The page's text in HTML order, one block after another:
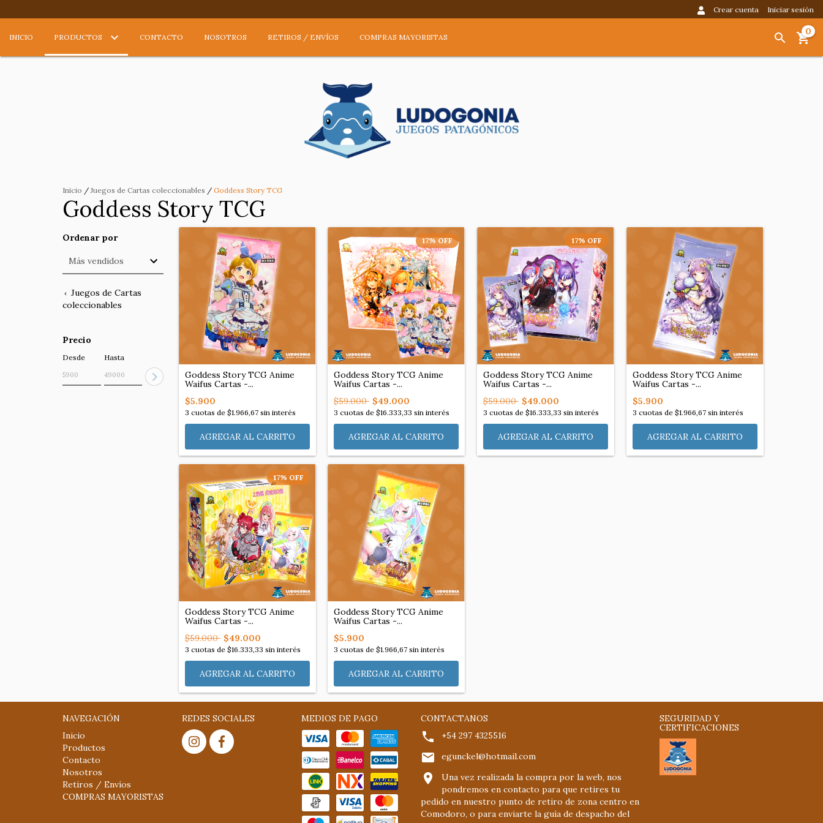
Crear cuenta Iniciar sesión
INICIO PRODUCTOS CONTACTO NOSOTROS RETIROS / ENVÍOS COMPRAS MAYORISTAS
0
Inicio / Juegos de Cartas coleccionables / Goddess Story TCG
Goddess Story TCG
Ordenar por
Juegos de Cartas
coleccionables
Precio
Desde Hasta
Goddess Story TCG Anime
Waifus Cartas -...
$5.900
3 cuotas de $1.966,67 sin interés
17%OFF
Goddess Story TCG Anime
Waifus Cartas -...
$59.000 $49.000
3 cuotas de $16.333,33 sin interés
17% OFF
Goddess Story TCG Anime
Waifus Cartas -...
$59.000 $49.000
3 cuotas de $16.333,33 sin interés
Goddess Story TCG Anime
Waifus Cartas -...
$5.900
3 cuotas de $1.966,67 sin interés
17% OFF
Goddess Story TCG Anime
Waifus Cartas -...
$59.000 $49.000
3 cuotas de $16.333,33 sin interés
Goddess Story TCG Anime
Waifus Cartas -...
$5.900
3 cuotas de $1.966,67 sin interés
NAVEGACIÓN
Inicio
Productos
Contacto
Nosotros
Retiros / Envíos
COMPRAS MAYORISTAS
REDES SOCIALES MEDIOS DE PAGO
CONTACTANOS
+54 297 4325516
egunckel@hotmail.com
Una vez realizada la compra por la web, nos
pondremos en contacto para que retires tu
pedido en nuestro punto de retiro de zona centro en
Comodoro, o para enviarte la guía de despacho del
SEGURIDAD Y
CERTIFICACIONES